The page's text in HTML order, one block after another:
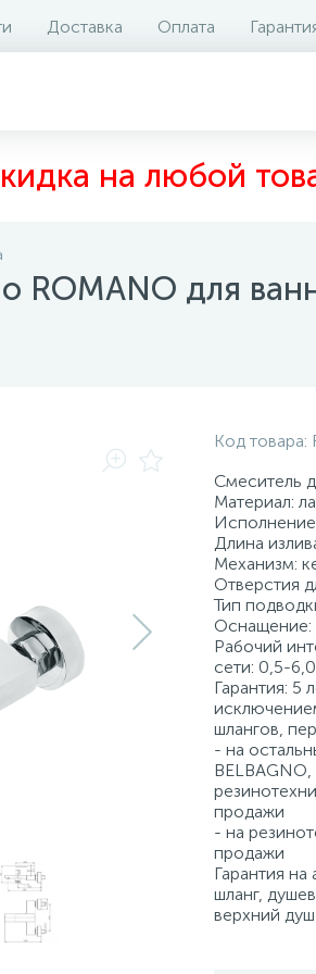
Доставка Оплата
на любой
ROMANO для
на складе Отзывы 0
Код товара:
Смеситель
Материал:
Длина
Механизм:
Отверстия
Тип
Оснащение:
Рабочий
сети: 0,5-
Гарантия: 5
шлангов,
- на
продажи
- на
продажи
Гарантия
шланг,
верхний